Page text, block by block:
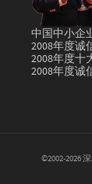
中国中小企
2008年度诚
2008年度十
2008年度诚
©2002-2026